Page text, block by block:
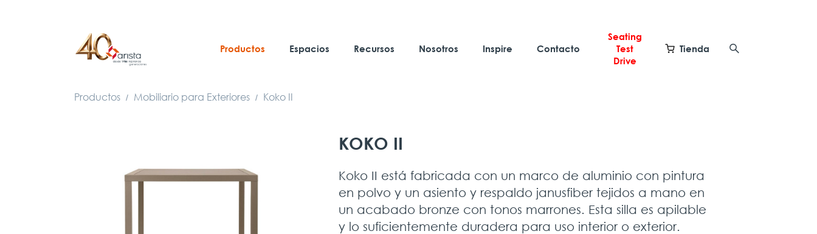
Productos Espacios Recursos Nosotros Inspire Contacto
Seating
Test
Drive
Tienda
Productos / Mobiliario para Exteriores / Koko II
KOKO II
Koko II está fabricada con un marco de aluminio con pintura
en polvo y un asiento y respaldo janusfiber tejidos a mano en
un acabado bronze con tonos marrones. Esta silla es apilable
y lo suficientemente duradera para uso interior o exterior.